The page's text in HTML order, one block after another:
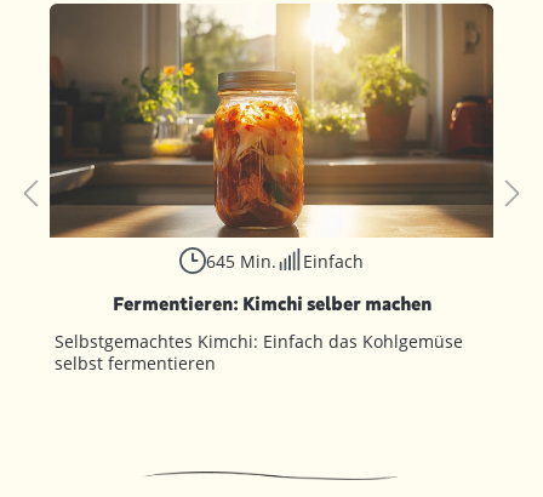
645 Min. Einfach
Fermentieren: Kimchi selber machen
Selbstgemachtes Kimchi: Einfach das Kohlgemüse
selbst fermentieren